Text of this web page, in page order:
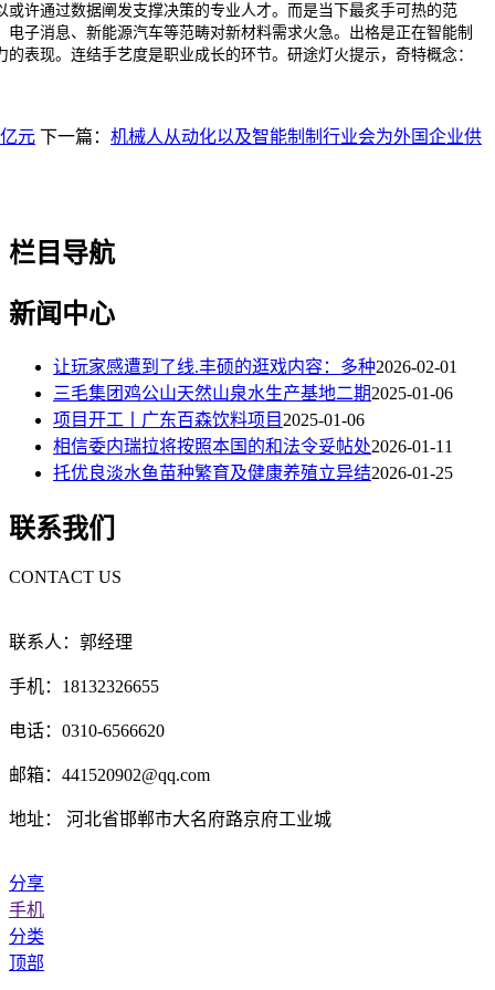
通过数据阐发支撑决策的专业人才。而是当下最炙手可热的范
电子消息、新能源汽车等范畴对新材料需求火急。出格是正在智能制
表现。连结手艺度是职业成长的环节。研途灯火提示，奇特概念：
元 下一篇： 机械人从动化以及智能制制行业会为外国企业供
栏目导航
新闻中心
让玩家感遭到了线.丰硕的逛戏内容：多种2026-02-01
三毛集团鸡公山天然山泉水生产基地二期2025-01-06
项目开工丨广东百森饮料项目2025-01-06
相信委内瑞拉将按照本国的和法令妥帖处2026-01-11
托优良淡水鱼苗种繁育及健康养殖立异结2026-01-25
联系我们
CONTACT US
联系人：郭经理
手机：18132326655
电话：0310-6566620
邮箱：441520902@qq.com
地址： 河北省邯郸市大名府路京府工业城
分享
手机
分类
顶部